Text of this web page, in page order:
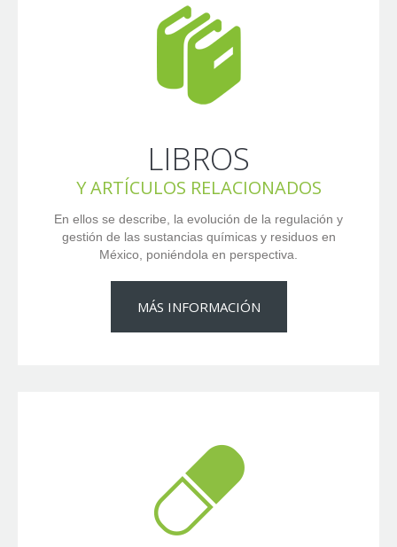
LIBROS
Y ARTÍCULOS RELACIONADOS
En ellos se describe, la evolución de la regulación y
gestión de las sustancias químicas y residuos en
México, poniéndola en perspectiva.
MÁS INFORMACIÓN